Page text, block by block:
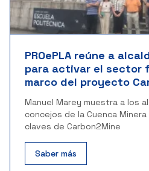
PROePLA reúne a
para activar el sector
marco del proyecto
Manuel Marey muestra a los
concejos de la Cuenca
claves de Carbon2Mine
Saber más